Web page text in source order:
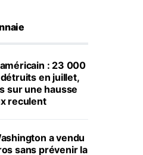
: 23 000
en juillet,
sur une hausse
reculent
a vendu
sans prévenir la